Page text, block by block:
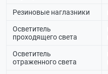
Резиновые наглазники
Осветитель
проходящего света
Осветитель
отраженного света